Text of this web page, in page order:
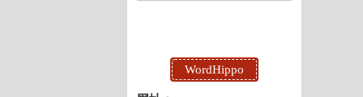
WordHippo